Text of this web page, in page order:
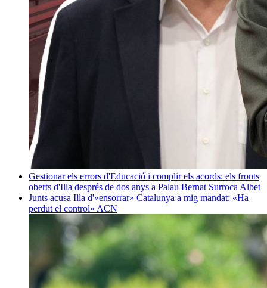
Gestionar els errors d'Educació i complir els acords: els fronts
oberts d'Illa després de dos anys a Palau Bernat Surroca Albet
Junts acusa Illa d'«ensorrar» Catalunya a mig mandat: «Ha
perdut el control» ACN